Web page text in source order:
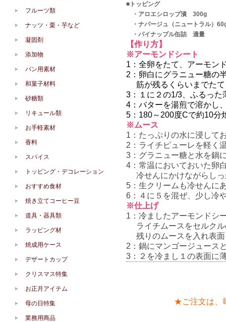
■トッピング
・アロエシロップ漬 300g
・ナパージュ（ニュートラル）
・パイナップル缶詰 適量
【作り方】
※アーモンドシート
1：全卵をたて、アーモン
2：卵白にグラニュー糖の
筋が残るくらいまでたて
3：１に２の1/3、ふるっ
4：バターを湯煎で溶かし
5：180～200度Cで約10分
※ムース
1：たっぷりの水に浸して
2：ライチピューレを軽く
3：グラニュー糖と水を鍋
4：常温においておいた卵
冷せんにかけながらしっ
5：生クリームも冷せんに
6：４に５を混ぜ、少し冷
※仕上げ
1：冷ましたアーモンドシ
ライチムースをセルクル
残りのムースを入れ表面
2：鍋にマンゴージュース
3：２を冷まし１の表面に
★ご注文は、
フルーツ類
ナッツ・栗・芋など
凝固剤
添加物
パン用素材
和菓子材料
砂糖類
リキュール類
お手軽素材
香料
スパイス
トッピング・デコレーション
おすすめ食材
焼き立てコーヒー豆
道具・器具類
ラッピング材
焼成用ケース
デザートカップ
クリスマス特集
お正月アイテム
母の日特集
業務用商品